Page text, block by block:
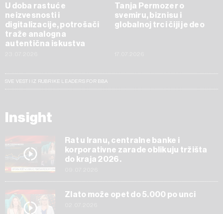
U doba rastuće
neizvesnosti i
digitalizacije, potrošači
traže analogna
autentična iskustva
Tanja Permozer o
svemiru, biznisu i
globalnoj trci čiji je deo
SVE VESTI IZ RUBRIKE LEADERS FOR BBA
Insight
Rat u Iranu, centralne banke i
korporativne zarade oblikuju tržišta
do kraja 2026.
Zlato može opet do 5.000 po unci